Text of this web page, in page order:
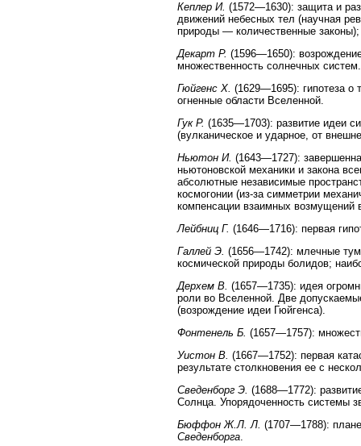
Кеплер И. (1572—1630): защита и
движений небесных тел (научная
природы — количественные
Декарт Р. (1596—1650):
множественность солнечных систем.
Гюйгенс Х. (1629—1695): гипотеза о
огненные области Вселенной.
Гук Р. (1635—1703): развитие идеи
(вулканическое и ударное, от
Ньютон И. (1643—1727):
ньютоновской механики и закона
абсолютные независимые
космогонии (из-за симметрии
компенсации взаимных возмущений
Лейбниц Г. (1646—1716): первая
Галлей Э. (1656—1742): млечные
космической природы болидов;
Дерхем В. (1657—1735): идея
роли во Вселенной. Две
(возрождение идеи Гюйгенса).
Фонтенель Б. (1657—1757):
Уистон В. (1667—1752): первая
результате столкновения ее с
Сведенборг Э. (1688—1772):
Солнца. Упорядоченность системы
Бюффон Ж.Л. Л. (1707—1788):
Сведенборга.